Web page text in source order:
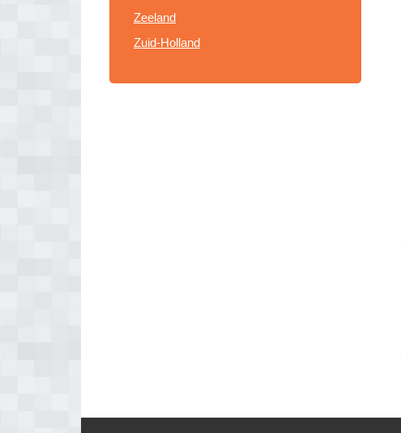
Zeeland
Zuid-Holland